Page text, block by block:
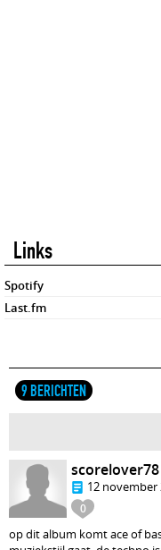
Links
Spotify
Last.fm
9 BERICHTEN
0
scorelover78
12 november
op dit album komt ace of